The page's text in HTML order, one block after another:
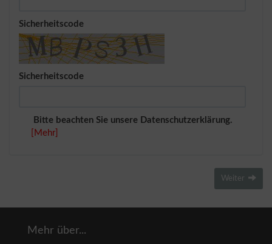
Sicherheitscode
Sicherheitscode
Bitte beachten Sie unsere Datenschutzerklärung.
[Mehr]
Weiter
Mehr über...